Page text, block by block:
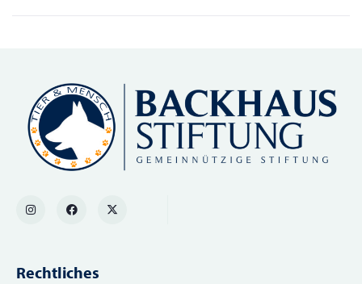
Rechtliches